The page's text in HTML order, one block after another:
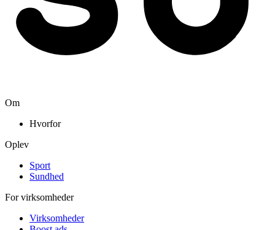
Om
Hvorfor
Oplev
Sport
Sundhed
For virksomheder
Virksomheder